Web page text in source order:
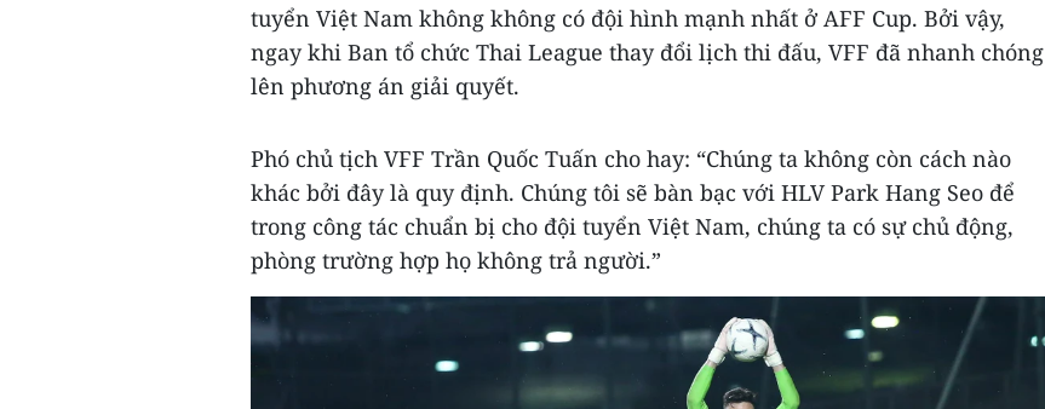
tuyển Việt Nam không không có đội hình mạnh nhất ở AFF Cup. Bởi vậy,
ngay khi Ban tổ chức Thai League thay đổi lịch thi đấu, VFF đã nhanh chóng
lên phương án giải quyết.
Phó chủ tịch VFF Trần Quốc Tuấn cho hay: “Chúng ta không còn cách nào
khác bởi đây là quy định. Chúng tôi sẽ bàn bạc với HLV Park Hang Seo để
trong công tác chuẩn bị cho đội tuyển Việt Nam, chúng ta có sự chủ động,
phòng trường hợp họ không trả người.”